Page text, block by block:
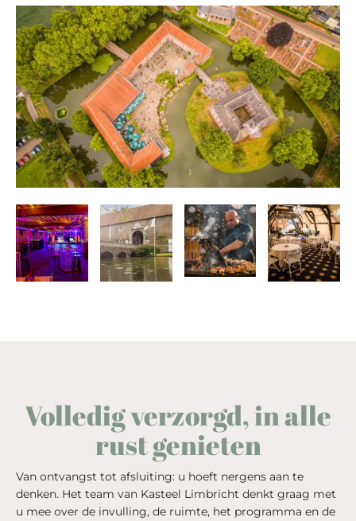
Volledig verzorgd, in alle
rust genieten
Van ontvangst tot afsluiting: u hoeft nergens aan te
denken. Het team van Kasteel Limbricht denkt graag met
u mee over de invulling, de ruimte, het programma en de